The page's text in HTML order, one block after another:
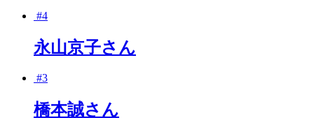
#4
永山京子さん
#3
橋本誠さん